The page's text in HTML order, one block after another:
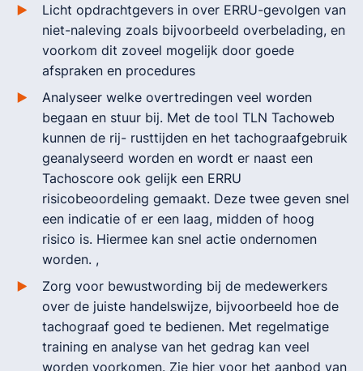
Licht opdrachtgevers in over ERRU-gevolgen van
niet-naleving zoals bijvoorbeeld overbelading, en
voorkom dit zoveel mogelijk door goede
afspraken en procedures
Analyseer welke overtredingen veel worden
begaan en stuur bij. Met de tool TLN Tachoweb
kunnen de rij- rusttijden en het tachograafgebruik
geanalyseerd worden en wordt er naast een
Tachoscore ook gelijk een ERRU
risicobeoordeling gemaakt. Deze twee geven snel
een indicatie of er een laag, midden of hoog
risico is. Hiermee kan snel actie ondernomen
worden. ,
Zorg voor bewustwording bij de medewerkers
over de juiste handelswijze, bijvoorbeeld hoe de
tachograaf goed te bedienen. Met regelmatige
training en analyse van het gedrag kan veel
worden voorkomen. Zie hier voor het aanbod van